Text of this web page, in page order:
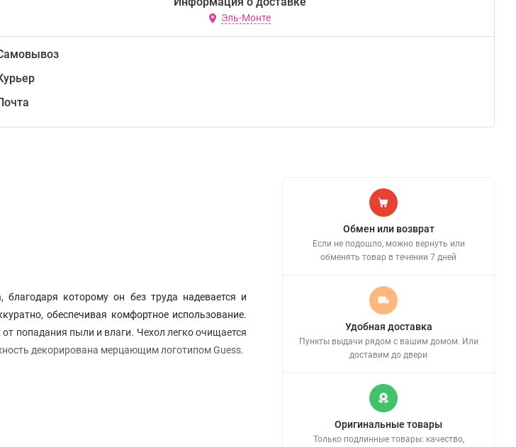
Эль-Монте
благодаря которому он без труда надевается и
обеспечивая комфортное использование.
попадания пыли и влаги. Чехол легко очищается
декорирована мерцающим логотипом Guess.
Обмен или возврат
Если не подошло, можно вернуть или
обменять товар в течении 7 дней
Удобная доставка
Пункты выдачи рядом с вашим домом. Или
доставим до двери
Оригинальные товары
Только подлинные товары: качество,